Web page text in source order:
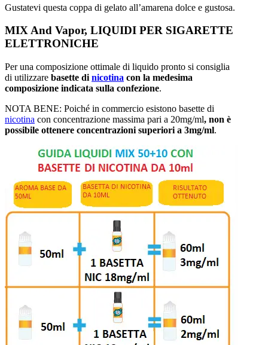
Gustatevi questa coppa di gelato all’amarena dolce e gustosa.
MIX And Vapor, LIQUIDI PER SIGARETTE
ELETTRONICHE
Per una composizione ottimale di liquido pronto si consiglia
di utilizzare basette di nicotina con la medesima
composizione indicata sulla confezione.
NOTA BENE: Poiché in commercio esistono basette di
nicotina con concentrazione massima pari a 20mg/ml, non è
possibile ottenere concentrazioni superiori a 3mg/ml.